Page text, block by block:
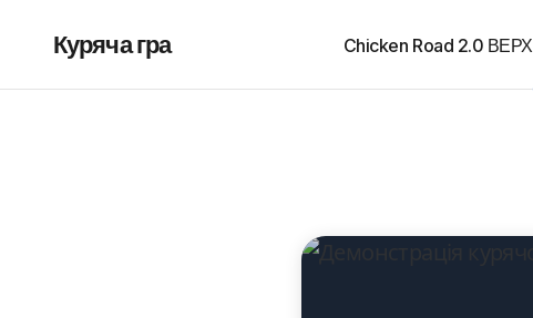
Куряча гра Chicken Road 2.0 ВЕРХ